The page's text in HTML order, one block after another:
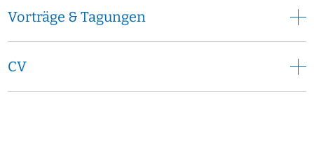
Vorträge & Tagungen
CV